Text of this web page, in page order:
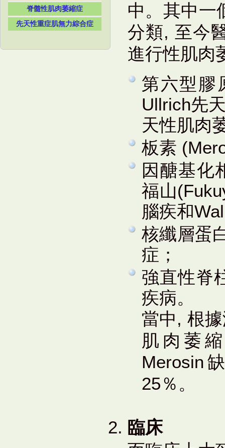
脊髓性肌肉萎縮症
先天性重症肌無力綜合症
中。其中一
分類, 至今
進行性肌肉
第六型膠
Ullrich先
天性肌肉
板素
因醣基化
福山
腦疾和
核纖層蛋
症；
強直性脊
疾病。
當中, 根
肌肉萎
Merosin
25％。
臨床